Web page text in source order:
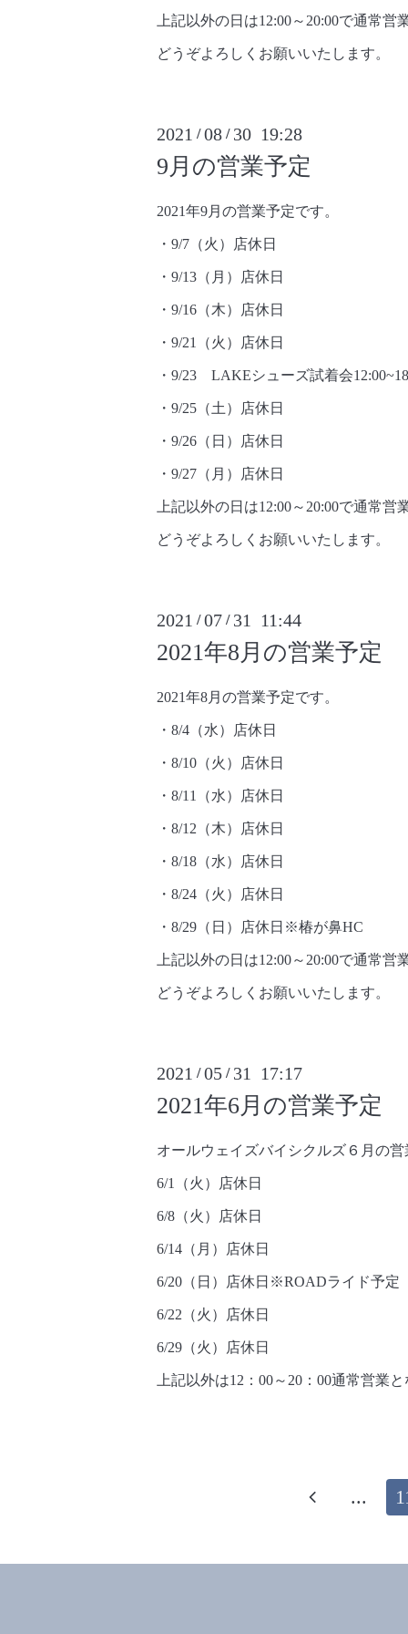
上記以外の日は12:00～20:00で通常営
どうぞよろしくお願いいたします。
2021 /08 / 30 19:28
9月の営業予定
2021年9月の営業予定です。
・9/7（火）店休日
・9/13（月）店休日
・9/16（木）店休日
・9/21（火）店休日
・9/23 LAKEシューズ試着会
・9/25（土）店休日
・9/26（日）店休日
・9/27（月）店休日
上記以外の日は12:00～20:00で通常営
どうぞよろしくお願いいたします。
2021 /07 / 31 11:44
2021年8月の営業予定
2021年8月の営業予定です。
・8/4（水）店休日
・8/10（火）店休日
・8/11（水）店休日
・8/12（木）店休日
・8/18（水）店休日
・8/24（火）店休日
・8/29（日）店休日※椿が鼻HC
上記以外の日は12:00～20:00で通常営
どうぞよろしくお願いいたします。
2021 /05 / 31 17:17
2021年6月の営業予定
オールウェイズバイシクルズ６月の営
6/1（火）店休日
6/8（火）店休日
6/14（月）店休日
6/20（日）店休日※ROADライド予定
6/22（火）店休日
6/29（火）店休日
上記以外は12：00～20：00通常営業と
...